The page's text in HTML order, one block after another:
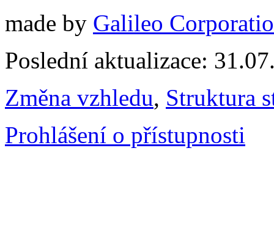
made by Galileo
Poslední aktualizace:
Změna vzhledu, Struktura
Prohlášení o přístupnosti